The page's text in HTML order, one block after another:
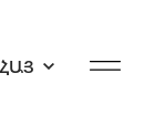
ՀԱՅ